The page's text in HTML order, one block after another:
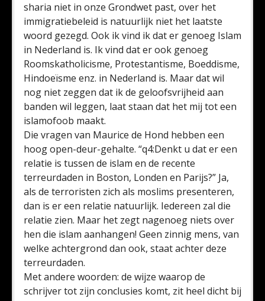
sharia niet in onze Grondwet past, over het
immigratiebeleid is natuurlijk niet het laatste
woord gezegd. Ook ik vind ik dat er genoeg Islam
in Nederland is. Ik vind dat er ook genoeg
Roomskatholicisme, Protestantisme, Boeddisme,
Hindoeïsme enz. in Nederland is. Maar dat wil
nog niet zeggen dat ik de geloofsvrijheid aan
banden wil leggen, laat staan dat het mij tot een
islamofoob maakt.
Die vragen van Maurice de Hond hebben een
hoog open-deur-gehalte. “q4:Denkt u dat er een
relatie is tussen de islam en de recente
terreurdaden in Boston, Londen en Parijs?” Ja,
als de terroristen zich als moslims presenteren,
dan is er een relatie natuurlijk. Iedereen zal die
relatie zien. Maar het zegt nagenoeg niets over
hen die islam aanhangen! Geen zinnig mens, van
welke achtergrond dan ook, staat achter deze
terreurdaden.
Met andere woorden: de wijze waarop de
schrijver tot zijn conclusies komt, zit heel dicht bij